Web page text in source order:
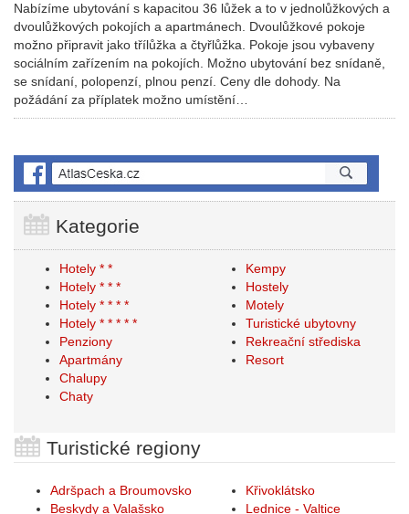
Nabízíme ubytování s kapacitou 36 lůžek a to v jednolůžkových a
dvoulůžkových pokojích a apartmánech. Dvoulůžkové pokoje
možno připravit jako třílůžka a čtyřlůžka. Pokoje jsou vybaveny
sociálním zařízením na pokojích. Možno ubytování bez snídaně,
se snídaní, polopenzí, plnou penzí. Ceny dle dohody. Na
požádání za příplatek možno umístění…
Kategorie
Hotely * *
Hotely * * *
Hotely * * * *
Hotely * * * * *
Penziony
Apartmány
Chalupy
Chaty
Kempy
Hostely
Motely
Turistické ubytovny
Rekreační střediska
Resort
Turistické regiony
Adršpach a Broumovsko
Beskydy a Valašsko
Křivoklátsko
Lednice - Valtice